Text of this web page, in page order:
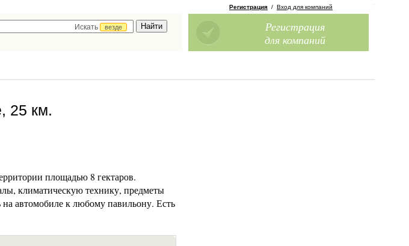
Искать
везде
Регистрация / Вход для компаний
Регистрация
для компаний
25 км.
площадью 8 гектаров.
климатическую технику, предметы
автомобиле к любому павильону. Есть